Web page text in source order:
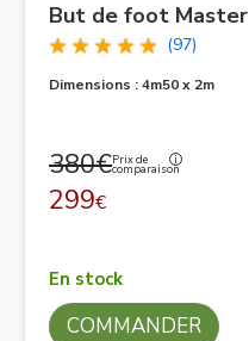
But de foot Master
(97)
Dimensions : 4m50 x 2m
380€Prix de
comparaison
299€
En stock
COMMANDER